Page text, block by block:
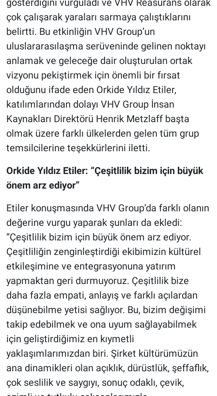
gösterdiğini vurguladı ve VHV Reasürans olarak
çok çalışarak yaraları sarmaya çalıştıklarını
belirtti. Bu etkinliğin VHV Group’un
uluslararasılaşma serüveninde gelinen noktayı
anlamak ve geleceğe dair oluşturulan ortak
vizyonu pekiştirmek için önemli bir fırsat
olduğunu ifade eden Orkide Yıldız Etiler,
katılımlarından dolayı VHV Group İnsan
Kaynakları Direktörü Henrik Metzlaff başta
olmak üzere farklı ülkelerden gelen tüm grup
temsilcilerine teşekkürlerini iletti.
Orkide Yıldız Etiler: “Çeşitlilik bizim için büyük
önem arz ediyor”
Etiler konuşmasında VHV Group’da farklı olanın
değerine vurgu yaparak şunları da ekledi:
“Çeşitlilik bizim için büyük önem arz ediyor.
Çeşitliliğin zenginleştirdiği ekibimizin kültürel
etkileşimine ve entegrasyonuna yatırım
yapmaktan geri durmuyoruz. Çeşitlilik bize
daha fazla empati, anlayış ve farklı açılardan
düşünebilme yetisi sağlıyor. Bu, bizim değişimi
takip edebilmek ve ona uyum sağlayabilmek
için geliştirdiğimiz en kıymetli
yaklaşımlarımızdan biri. Şirket kültürümüzün
ana dinamikleri olan açıklık, dürüstlük, şeffaflık,
çok seslilik ve saygıyı, sonuç odaklı, çevik,